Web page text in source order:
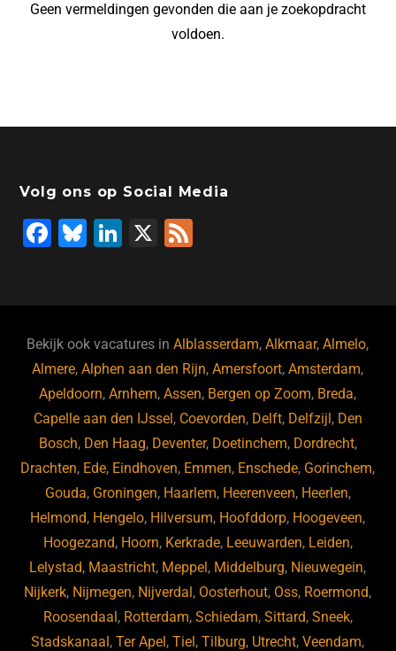
Geen vermeldingen gevonden die aan je zoekopdracht
voldoen.
Volg ons op Social Media
F
b
o
o
k
Bl
ky
Li
dI
n
X
Bekijk ook vacatures inAlblasserdam,Alkmaar,Almelo,
Almere,Alphen aan den Rijn,Amersfoort,Amsterdam,
Apeldoorn,Arnhem,Assen, Bergen op Zoom, Breda,
Capelle aan den IJssel , Coevorden, Delft, Delfzijl , Den
Bosch, Den Haag, Deventer, Doetinchem, Dordrecht,
Drachten, Ede, Eindhoven, Emmen, Enschede, Gorinchem,
Gouda, Groningen, Haarlem, Heerenveen, Heerlen,
Helmond, Hengelo, Hilversum, Hoofddorp, Hoogeveen,
Hoogezand, Hoorn, Kerkrade, Leeuwarden, Leiden,
Lelystad, Maastricht, Meppel , Middelburg, Nieuwegein,
Nijkerk, Nijmegen, Nijverdal , Oosterhout, Oss, Roermond,
Roosendaal , Rotterdam, Schiedam, Sittard, Sneek,
Stadskanaal ,Ter Apel ,Tiel ,Tilburg, Utrecht,Veendam,